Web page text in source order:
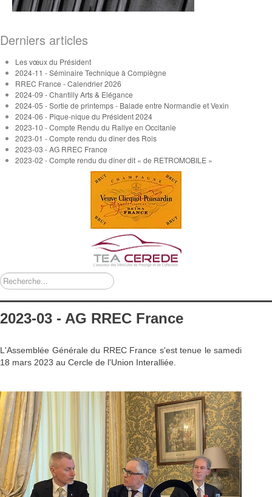
Derniers articles
Les vœux du Président
2024-11 - Séminaire Technique à Compiègne
RREC France - Calendrier 2026
2024-09 - Chantilly Arts & Elégance
2024-05 - Sortie de printemps - Balade entre Normandie et Vexin
2024-06 - Pique-nique du Président 2024
2023-10 - Compte Rendu du Rallye en Occitanie
2023-01 - Compte rendu du dîner des Rois
2023-03 - AG RREC France
2023-02 - Compte rendu du dîner dit « de RETROMOBILE »
Rechercher
2023-03 - AG RREC France
L'Assemblée Générale du RREC France s'est tenue le samedi
18 mars 2023 au Cercle de l'Union Interalliée.